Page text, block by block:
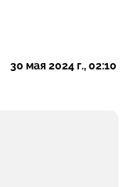
30 мая 2024 г., 02:10